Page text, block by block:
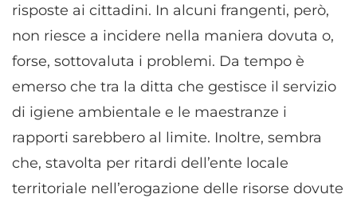
risposte ai cittadini. In alcuni frangenti, però,
non riesce a incidere nella maniera dovuta o,
forse, sottovaluta i problemi. Da tempo è
emerso che tra la ditta che gestisce il servizio
di igiene ambientale e le maestranze i
rapporti sarebbero al limite. Inoltre, sembra
che, stavolta per ritardi dell’ente locale
territoriale nell’erogazione delle risorse dovute